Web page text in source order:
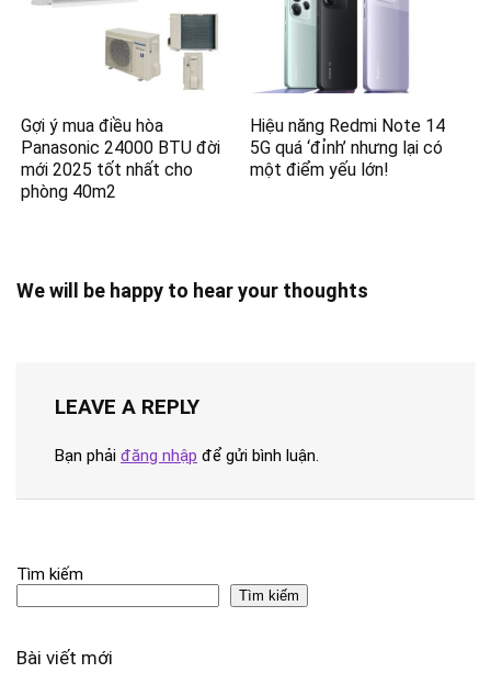
Gợi ý mua điều hòa
Panasonic 24000 BTU đời
mới 2025 tốt nhất cho
phòng 40m2
Hiệu năng Redmi Note 14
5G quá ‘đỉnh’ nhưng lại có
một điểm yếu lớn!
We will be happy to hear your thoughts
LEAVE A REPLY
Bạn phải đăng nhập để gửi bình luận.
Tìm kiếm
Tìm kiếm
Bài viết mới